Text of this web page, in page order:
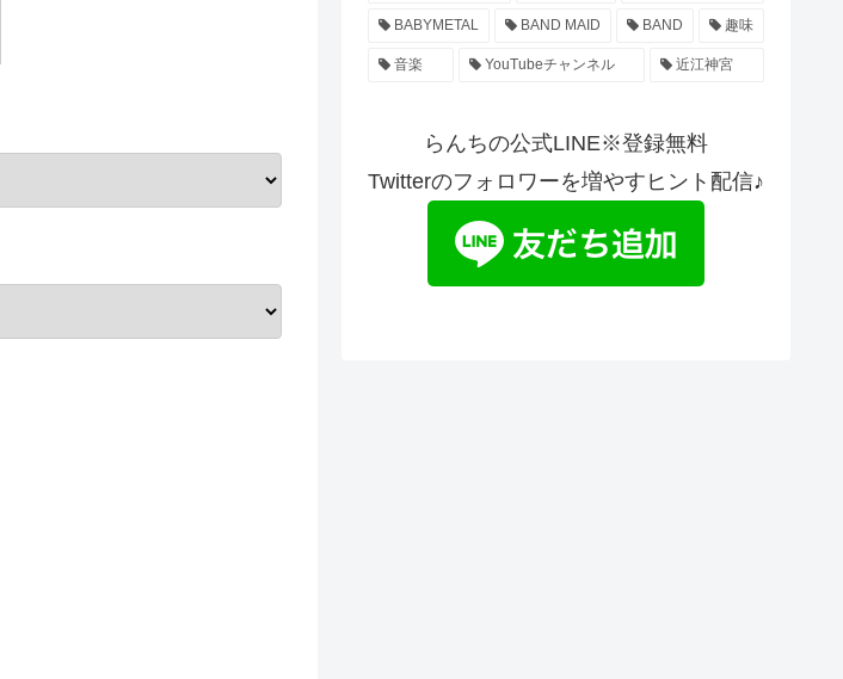
BABYMETAL BAND MAID BAND 趣味
音楽 YouTubeチャンネル 近江神宮
らんちの公式LINE※登録無料
Twitterのフォロワーを増やすヒント配信♪